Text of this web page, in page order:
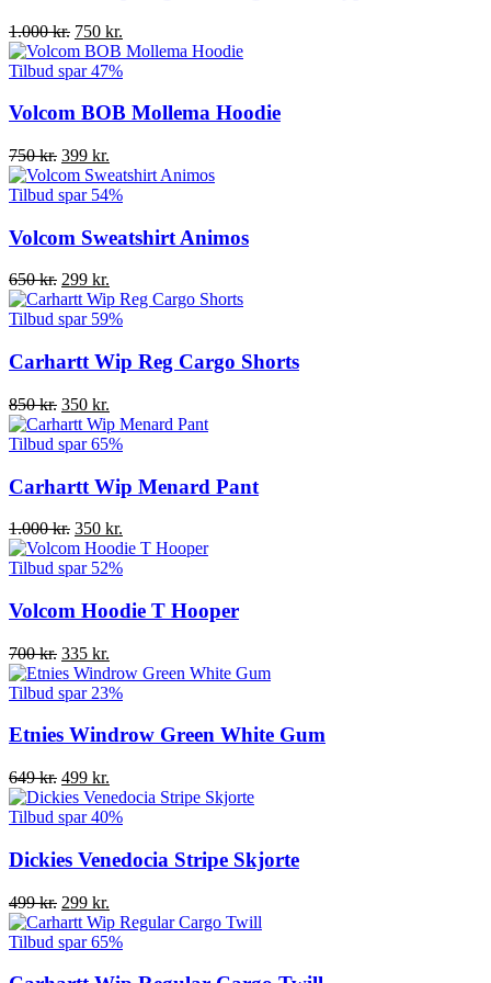
1.000kr. Den
oprindelige
pris
1.000 kr..
750 kr.
aktuelle
pris
750 kr..
Tilbud spar 47%
Volcom BOB Mollema Hoodie
750kr. Den
oprindelige
pris
750 kr..
399 kr.
aktuelle
pris
399 kr..
Tilbud spar 54%
Volcom Sweatshirt Animos
650kr. Den
oprindelige
pris
650 kr..
299 kr.
aktuelle
pris
299 kr..
Tilbud spar 59%
Carhartt Wip Reg Cargo Shorts
850kr. Den
oprindelige
pris
850 kr..
350 kr.
aktuelle
pris
350 kr..
Tilbud spar 65%
Carhartt Wip Menard Pant
1.000kr. Den
oprindelige
pris
1.000 kr..
350 kr.
aktuelle
pris
350 kr..
Tilbud spar 52%
Volcom Hoodie T Hooper
700kr. Den
oprindelige
pris
700 kr..
335 kr.
aktuelle
pris
335 kr..
Tilbud spar 23%
Etnies Windrow Green White Gum
649kr. Den
oprindelige
pris
649 kr..
499 kr.
aktuelle
pris
499 kr..
Tilbud spar 40%
Dickies Venedocia Stripe Skjorte
499kr. Den
oprindelige
pris
299 kr.
aktuelle
pris
Tilbud spar 65%